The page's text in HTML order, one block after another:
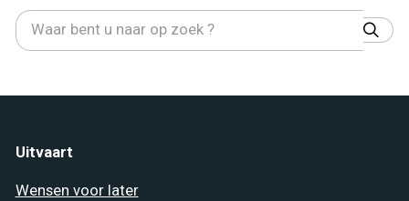
Uitvaart
Wensen voor later